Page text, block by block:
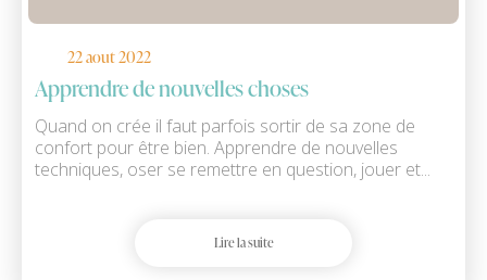
22 aout 2022
Apprendre de nouvelles choses
Quand on crée il faut parfois sortir de sa zone de
confort pour être bien. Apprendre de nouvelles
techniques, oser se remettre en question, jouer et...
Lire la suite